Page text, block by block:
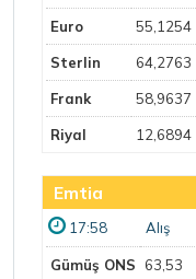
Euro 55,1254
Sterlin 64,2763
Frank 58,9637
Riyal 12,6894
Emtia
17:58 Alış
Gümüş ONS 63,53